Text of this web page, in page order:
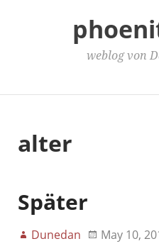
weblog von
alter
Später
Dunedan May 10,